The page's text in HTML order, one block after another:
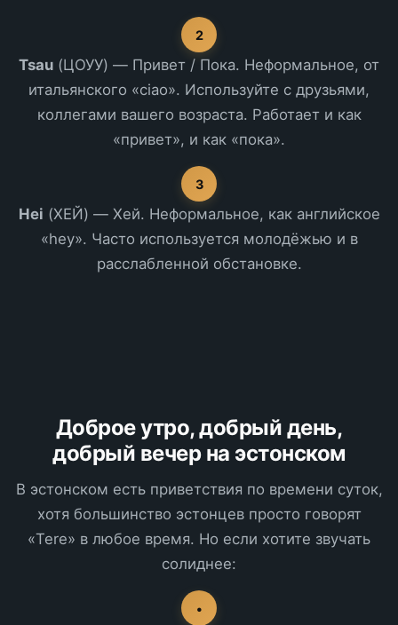
2
Tsau (ЦОУУ) — Привет / Пока. Неформальное, от
итальянского «ciao». Используйте с друзьями,
коллегами вашего возраста. Работает и как
«привет», и как «пока».
3
Hei (ХЕЙ) — Хей. Неформальное, как английское
«hey». Часто используется молодёжью и в
расслабленной обстановке.
Доброе утро, добрый день,
добрый вечер на эстонском
В эстонском есть приветствия по времени суток,
хотя большинство эстонцев просто говорят
«Tere» в любое время. Но если хотите звучать
солиднее:
•